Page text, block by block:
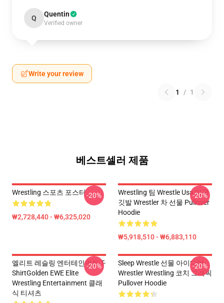
Q Quentin
Verified owner
Write your review
1 / 1
베스트셀러 제품
Wrestling 스포츠 포스터
₩2,728,440 - ₩6,325,020
-20%
Wrestling 팀 Wrestle Usa 미국
깃발 Wrestler 차 선물 Pullover
Hoodie
₩5,918,510 - ₩6,883,110
-20%
엘리트 레슬링 엔터테인먼트 T-
ShirtGolden EWE Elite
Wrestling Entertainment 클래
식 티셔츠
-20%
Sleep Wrestle 선물 아이디어
Wrestler Wrestling 코치 그래픽
Pullover Hoodie
-20%